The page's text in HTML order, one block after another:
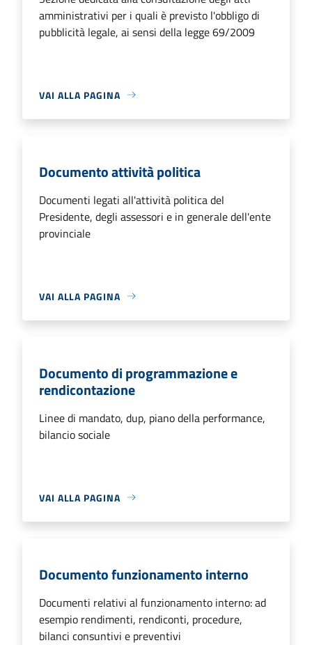
amministrativi per i quali è previsto l'obbligo di
pubblicità legale, ai sensi della legge 69/2009
VAI ALLA PAGINA
Documento attività politica
Documenti legati all'attività politica del
Presidente, degli assessori e in generale dell'ente
provinciale
VAI ALLA PAGINA
Documento di programmazione e
rendicontazione
Linee di mandato, dup, piano della performance,
bilancio sociale
VAI ALLA PAGINA
Documento funzionamento interno
Documenti relativi al funzionamento interno: ad
esempio rendimenti, rendiconti, procedure,
bilanci consuntivi e preventivi